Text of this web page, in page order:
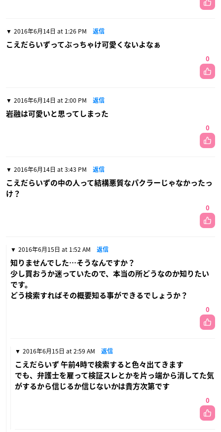
2016年6月14日 at 1:26 PM 返信
こえだらいずってぶっちゃけ可愛くないよなぁ
0
2016年6月14日 at 2:00 PM 返信
岩融は可愛いと思ってしまった
0
2016年6月14日 at 3:43 PM 返信
こえだらいずの中の人って結構悪質なパクラーじゃなかったっ
け？
0
2016年6月15日 at 1:52 AM 返信
知りませんでした…そうなんですか？
少し買おうか迷っていたので、本当の所どうなのか知りたい
です。
どう検索すればその概要知る事ができるでしょうか？
0
2016年6月15日 at 2:59 AM 返信
こえだらいず 午前4時で検索すると色々出てきます
でも、弁護士を雇って検証スレとかを片っ端から消してた気
がするから信じるか信じないかは貴方次第です
0